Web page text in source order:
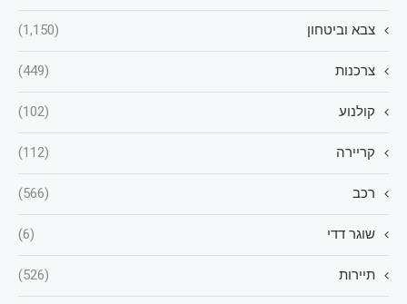
צבא וביטחון (1,150)
צרכנות (449)
קולנוע (102)
קריירה (112)
רכב (566)
שוגר דדי (6)
תיירות (526)